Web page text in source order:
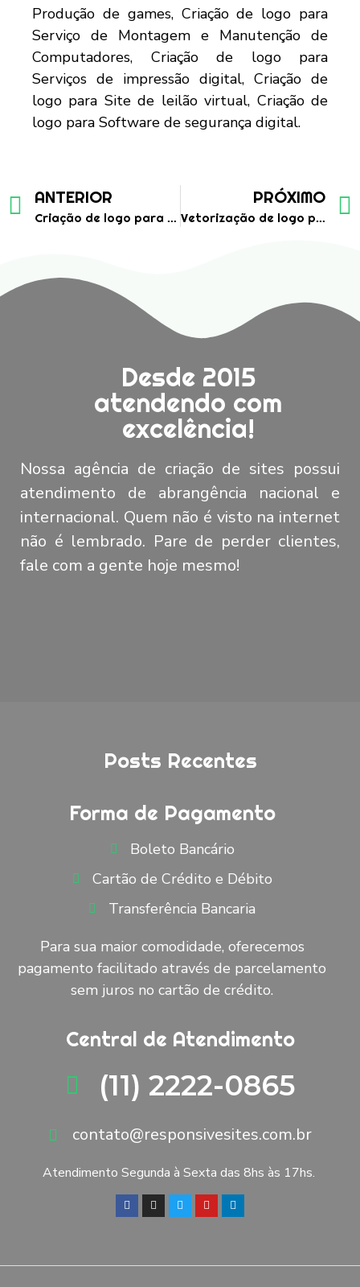
ANTERIOR
Criação de logo para fisioterapeuta
PRÓXIMO
Vetorização de logo para empresa de Esquadrias de alumínio
Desde 2015
atendendo com
excelência!
Nossa agência de criação de sites possui
atendimento de abrangência nacional e
internacional. Quem não é visto na internet
não é lembrado. Pare de perder clientes,
fale com a gente hoje mesmo!
Posts Recentes
Forma de Pagamento
Boleto Bancário
Cartão de Crédito e Débito
Transferência Bancaria
Para sua maior comodidade, oferecemos
pagamento facilitado através de parcelamento
sem juros no cartão de crédito.
Central de Atendimento
(11) 2222-0865
contato@responsivesites.com.br
Atendimento Segunda à Sexta das 8hs às 17hs.